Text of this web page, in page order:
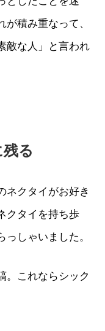
積み重なって、
敵な人」と言われ
る
ネクタイがお好き
クタイを持ち歩
しゃいました。
。これならシック